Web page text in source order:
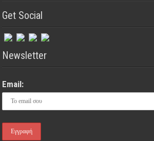
Get Social
Newsletter
Email: